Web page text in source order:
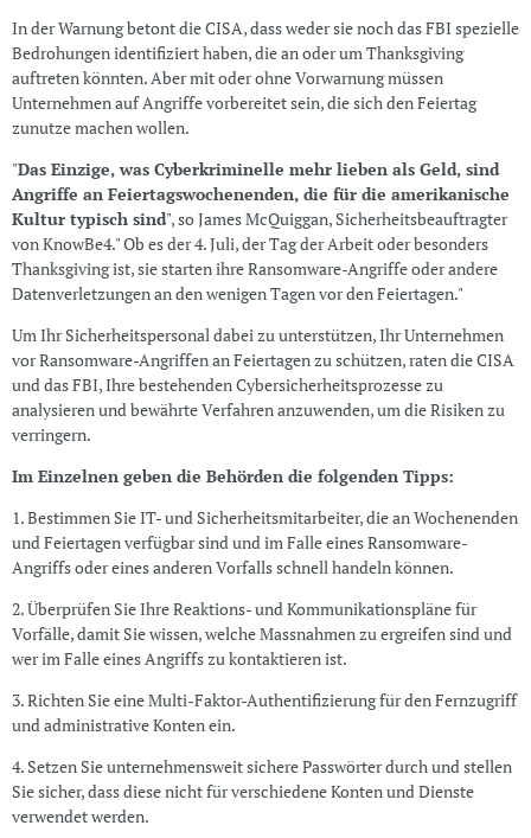
In der Warnung betont die CISA, dass weder sie noch das FBI spezielle
Bedrohungen identifiziert haben, die an oder um Thanksgiving
auftreten könnten. Aber mit oder ohne Vorwarnung müssen
Unternehmen auf Angriffe vorbereitet sein, die sich den Feiertag
zunutze machen wollen.
"Das Einzige, was Cyberkriminelle mehr lieben als Geld, sind
Angriffe an Feiertagswochenenden, die für die amerikanische
Kultur typisch sind", so James McQuiggan, Sicherheitsbeauftragter
von KnowBe4." Ob es der 4. Juli, der Tag der Arbeit oder besonders
Thanksgiving ist, sie starten ihre Ransomware-Angriffe oder andere
Datenverletzungen an den wenigen Tagen vor den Feiertagen."
Um Ihr Sicherheitspersonal dabei zu unterstützen, Ihr Unternehmen
vor Ransomware-Angriffen an Feiertagen zu schützen, raten die CISA
und das FBI, Ihre bestehenden Cybersicherheitsprozesse zu
analysieren und bewährte Verfahren anzuwenden, um die Risiken zu
verringern.
Im Einzelnen geben die Behörden die folgenden Tipps:
1. Bestimmen Sie IT- und Sicherheitsmitarbeiter, die an Wochenenden
und Feiertagen verfügbar sind und im Falle eines Ransomware-
Angriffs oder eines anderen Vorfalls schnell handeln können.
2. Überprüfen Sie Ihre Reaktions- und Kommunikationspläne für
Vorfälle, damit Sie wissen, welche Massnahmen zu ergreifen sind und
wer im Falle eines Angriffs zu kontaktieren ist.
3. Richten Sie eine Multi-Faktor-Authentifizierung für den Fernzugriff
und administrative Konten ein.
4. Setzen Sie unternehmensweit sichere Passwörter durch und stellen
Sie sicher, dass diese nicht für verschiedene Konten und Dienste
verwendet werden.